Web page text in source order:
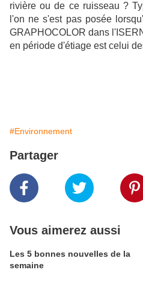
rivière ou de ce ruisseau ?
l'on ne s'est pas posée
GRAPHOCOLOR dans
en période d'étiage est celui
#Environnement
Partager
Vous aimerez aussi
Les 5 bonnes nouvelles de la
semaine